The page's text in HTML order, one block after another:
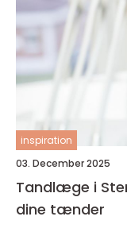
inspiration
03. December 2025
Tandlæge i
dine tænder